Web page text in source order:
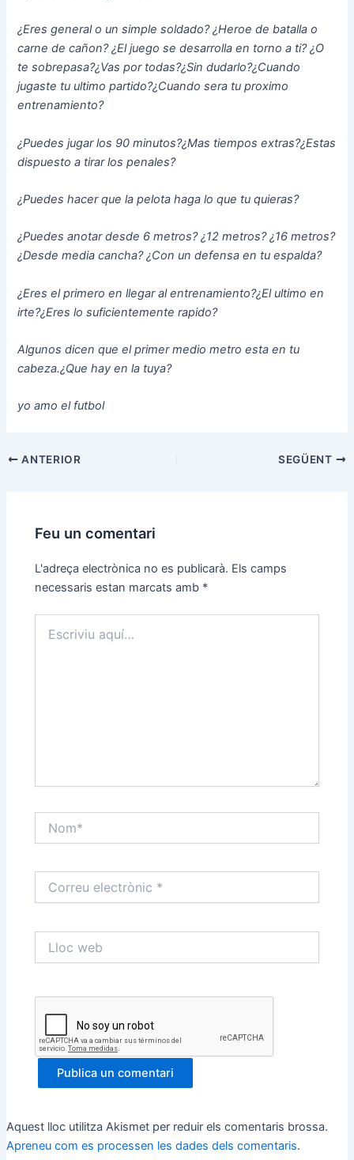
¿Eres general o un simple soldado? ¿Heroe de batalla o
carne de cañon? ¿El juego se desarrolla en torno a ti? ¿O
te sobrepasa?¿Vas por todas?¿Sin dudarlo?¿Cuando
jugaste tu ultimo partido?¿Cuando sera tu proximo
entrenamiento?
¿Puedes jugar los 90 minutos?¿Mas tiempos extras?¿Estas
dispuesto a tirar los penales?
¿Puedes hacer que la pelota haga lo que tu quieras?
¿Puedes anotar desde 6 metros? ¿12 metros? ¿16 metros?
¿Desde media cancha? ¿Con un defensa en tu espalda?
¿Eres el primero en llegar al entrenamiento?¿El ultimo en
irte?¿Eres lo suficientemente rapido?
Algunos dicen que el primer medio metro esta en tu
cabeza.¿Que hay en la tuya?
yo amo el futbol
Navegació
ANTERIOR SEGÜENT
Feu un comentari
L'adreça electrònica no es publicarà. Els camps
necessaris estan marcats amb *
aquí…
electrònic
web
Aquest lloc utilitza Akismet per reduir els comentaris brossa.
Apreneu com es processen les dades dels comentaris.